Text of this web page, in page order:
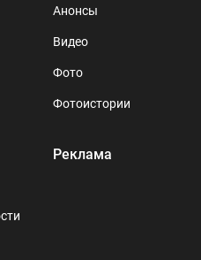
Анонсы
Видео
Фото
Фотоистории
Реклама